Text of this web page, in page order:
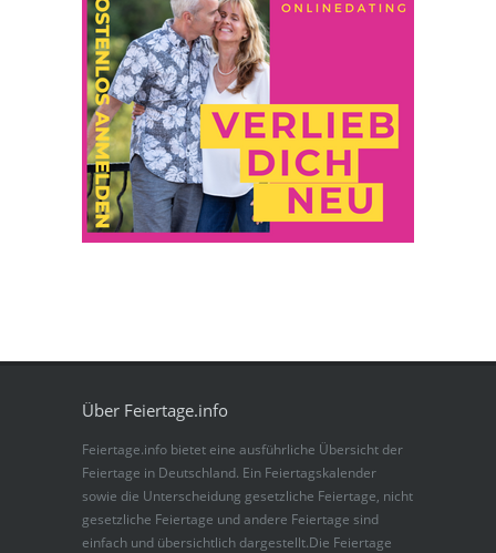
Über Feiertage.info
Feiertage.info bietet eine ausführliche Übersicht der
Feiertage in Deutschland. Ein Feiertagskalender
sowie die Unterscheidung gesetzliche Feiertage, nicht
gesetzliche Feiertage und andere Feiertage sind
einfach und übersichtlich dargestellt.Die Feiertage